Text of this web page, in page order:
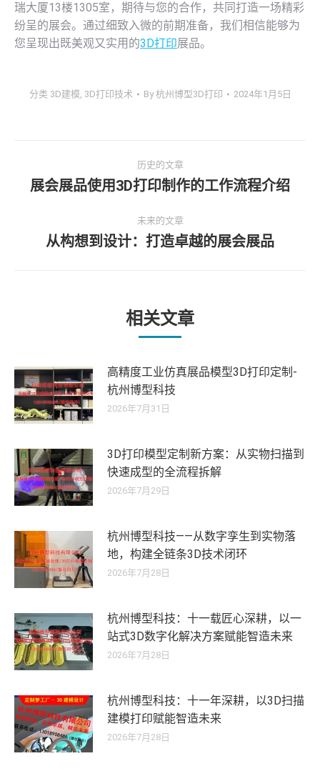
瑞大厦13楼1305室，期待与您的合作，共同打造一场精彩
纷呈的展会。通过细致入微的前期准备，我们相信能够为
您呈现出既美观又实用的3D打印展品。
分类 3D建模, 3D打印技术 By杭州博型3D打印 2024年1月5日
章
历史的文章
历
的
文
展会展品使用3D打印制作的工作流程介绍
未来的文章
未
章：
从构想到设计：打造卓越的展会展品
相关文章
高精度工业仿真展品模型3D打印定制-
杭州博型科技
2026年7月31日
3D打印模型定制新方案：从实物扫描到
快速成型的全流程拆解
2026年7月29日
杭州博型科技——从数字孪生到实物落
地，构建全链条3D技术闭环
2026年7月28日
杭州博型科技：十一载匠心深耕，以一
站式3D数字化解决方案赋能智造未来
2026年7月28日
杭州博型科技：十一年深耕，以3D扫描
建模打印赋能智造未来
2026年7月28日